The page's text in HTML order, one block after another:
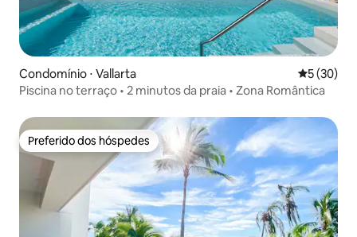
Condomínio ⋅ Vallarta 5 de uma
5 (30)
Piscina no terraço • 2 minutos da praia • Zona Romântica
Preferido dos hóspedes
Preferido dos hóspedes